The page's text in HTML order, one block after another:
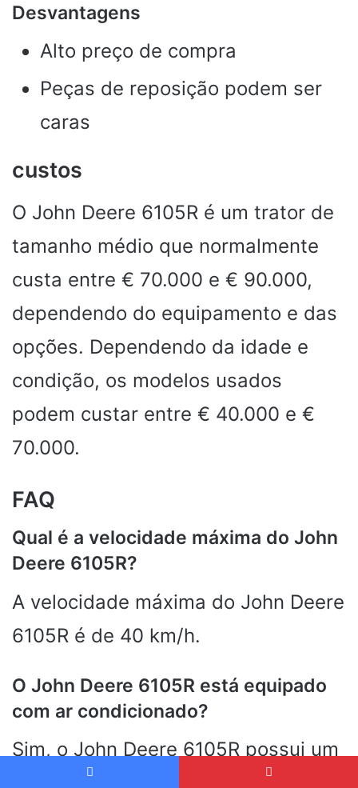
Desvantagens
Alto preço de compra
Peças de reposição podem ser
caras
custos
O John Deere 6105R é um trator de
tamanho médio que normalmente
custa entre € 70.000 e € 90.000,
dependendo do equipamento e das
opções. Dependendo da idade e
condição, os modelos usados ​​
podem custar entre € 40.000 e €
70.000.
FAQ
Qual é a velocidade máxima do John
Deere 6105R?
A velocidade máxima do John Deere
6105R é de 40 km/h.
O John Deere 6105R está equipado
com ar condicionado?
Sim, o John Deere 6105R possui um
poderoso sistema de ar